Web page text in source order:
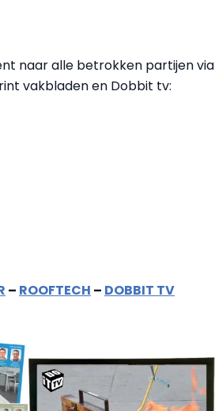
naar alle betrokken partijen via
vakbladen en Dobbit tv:
– ROOFTECH – DOBBIT TV